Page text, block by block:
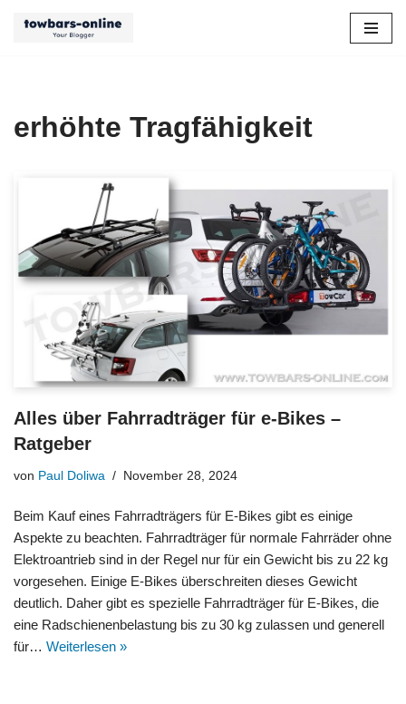
erhöhte Tragfähigkeit
Alles über Fahrradträger für e-Bikes –
Ratgeber
von Paul Doliwa November 28, 2024
Beim Kauf eines Fahrradträgers für E-Bikes gibt es einige
Aspekte zu beachten. Fahrradträger für normale Fahrräder ohne
Elektroantrieb sind in der Regel nur für ein Gewicht bis zu 22 kg
vorgesehen. Einige E-Bikes überschreiten dieses Gewicht
deutlich. Daher gibt es spezielle Fahrradträger für E-Bikes, die
eine Radschienenbelastung bis zu 30 kg zulassen und generell
für… Weiterlesen »